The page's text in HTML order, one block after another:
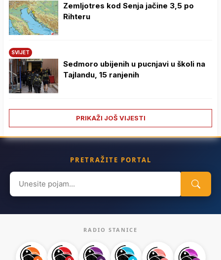
Zemljotres kod Senja jačine 3,5 po
Rihteru
SVIJET
Sedmoro ubijenih u pucnjavi u školi na
Tajlandu, 15 ranjenih
PRIKAŽI JOŠ VIJESTI
PRETRAŽITE PORTAL
Search
for:
RADIO STANICE